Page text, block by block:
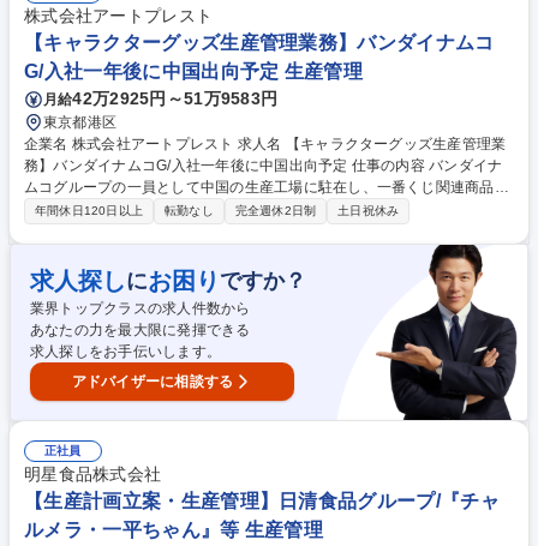
す。《DeNA エンタメグッズ》公式Xアカウント：https://x.com/DeNA_go
ods_info《DeNA グッズオンラインショップ》公式ECサイト：https://den
a-ent-goodspage.mbok.jp/ 募集職種 【エンターテインメント】グッズ製
造・生産管理担当(アニメIP/MD事業)
株式会社アートプレスト
【キャラクターグッズ生産管理業務】バンダイナムコ
G/入社一年後に中国出向予定 生産管理
月給42万2925円～51万9583円
東京都港区
企業名 株式会社アートプレスト 求人名 【キャラクターグッズ生産管理業
務】バンダイナムコG/入社一年後に中国出向予定 仕事の内容 バンダイナ
ムコグループの一員として中国の生産工場に駐在し、一番くじ関連商品の
海外生産管理を担当します。目安として入社一年後には中国赴任いただき
調整を行います。中国等の海外工場との連携を通じて、品質管理、納期調
整、生産スケジュール管理を行います。経験豊富なスペシャリストからの
指導を受けながら業務を進めていただきます。入社一年は国内で生産管理
を通し商材の理解を進めながら中国へ出張がございます。※出向先は日系
工場のため中国語スキルは不問です。 募集職種 【キャラクターグッズ生
産管理業務】バンダイナムコG/入社一年後に中国出向予定
年間休日120日以上 転勤なし 完全週休2日制 土日祝休み
求人探しにお困り ですか？
業界トップクラスの求人件数から
あなたの力を最大限に発揮できる
求人探しをお手伝いします。
アドバイザーに相談する
正社員
明星食品株式会社
【生産計画立案・生産管理】日清食品グループ/『チャ
ルメラ・一平ちゃん』等 生産管理